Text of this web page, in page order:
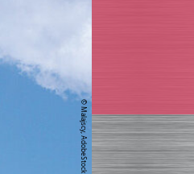
© Malajscy, AdobeStock